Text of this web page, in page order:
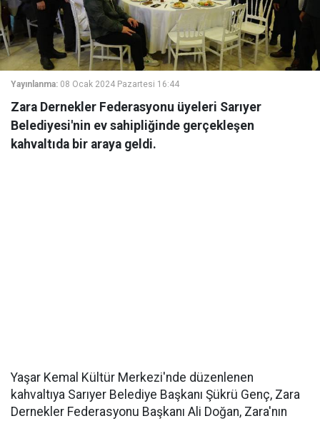
Yayınlanma: 08 Ocak 2024 Pazartesi 16:44
Zara Dernekler Federasyonu üyeleri Sarıyer
Belediyesi'nin ev sahipliğinde gerçekleşen
kahvaltıda bir araya geldi.
Yaşar Kemal Kültür Merkezi'nde düzenlenen
kahvaltıya Sarıyer Belediye Başkanı Şükrü Genç, Zara
Dernekler Federasyonu Başkanı Ali Doğan, Zara'nın